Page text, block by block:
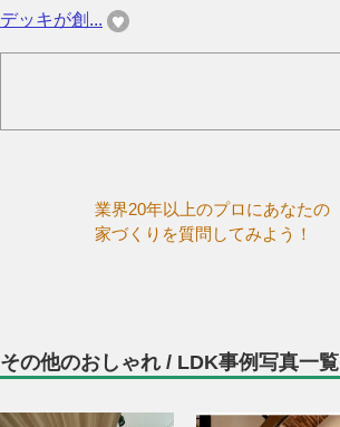
デッキが創...
業界20年以上のプロにあなたの
家づくりを質問してみよう！
その他のおしゃれ / LDK事例写真一覧